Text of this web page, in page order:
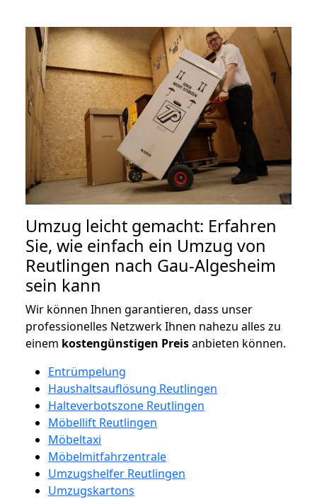
Umzug leicht gemacht: Erfahren
Sie, wie einfach ein Umzug von
Reutlingen nach Gau-Algesheim
sein kann
Wir können Ihnen garantieren, dass unser
professionelles Netzwerk Ihnen nahezu alles zu
einem kostengünstigen Preisanbieten können.
Entrümpelung
Haushaltsauflösung Reutlingen
Halteverbotszone Reutlingen
Möbellift Reutlingen
Möbeltaxi
Möbelmitfahrzentrale
Umzugshelfer Reutlingen
Umzugskartons